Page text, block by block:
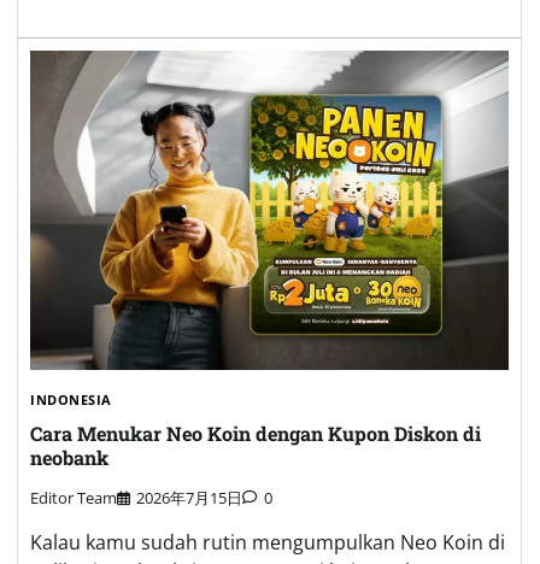
INDONESIA
Cara Menukar Neo Koin dengan Kupon Diskon di
neobank
Editor Team 2026年7月15日 0
Kalau kamu sudah rutin mengumpulkan Neo Koin di